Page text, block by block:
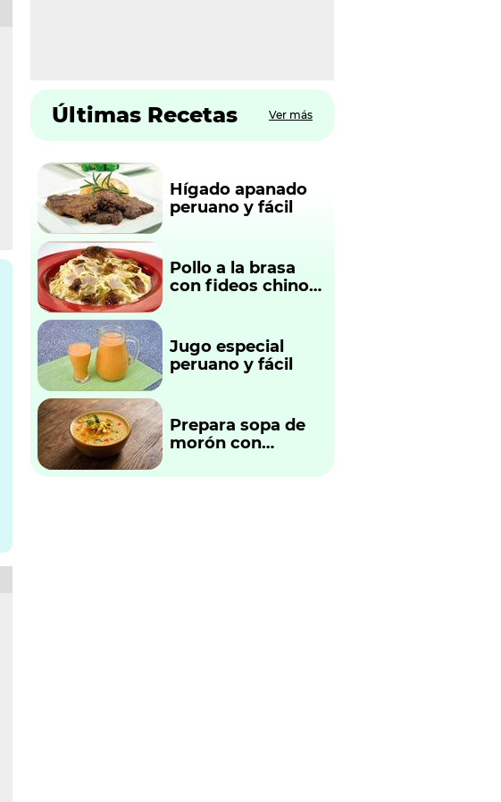
Últimas Recetas Ver más
Hígado apanado
peruano y fácil
Pollo a la brasa
con fideos chinos
Jugo especial
peruano y fácil
Prepara sopa de
morón con
tradicional